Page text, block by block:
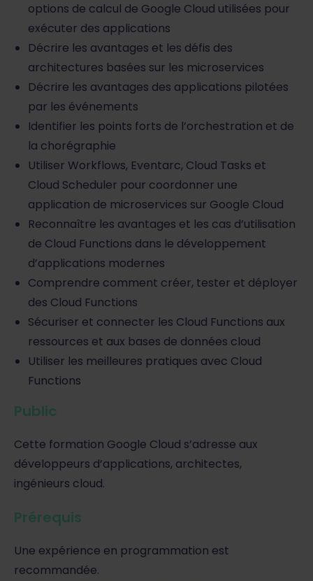
options de calcul de Google Cloud utilisées pour
exécuter des applications
Décrire les avantages et les défis des
architectures basées sur les microservices
Décrire les avantages des applications pilotées
par les événements
Identifier les points forts de l’orchestration et de
la chorégraphie
Utiliser Workflows, Eventarc, Cloud Tasks et
Cloud Scheduler pour coordonner une
application de microservices sur Google Cloud
Reconnaître les avantages et les cas d’utilisation
de Cloud Functions dans le développement
d’applications modernes
Comprendre comment créer, tester et déployer
des Cloud Functions
Sécuriser et connecter les Cloud Functions aux
ressources et aux bases de données cloud
Utiliser les meilleures pratiques avec Cloud
Functions
Public
Cette formation Google Cloud s’adresse aux
développeurs d’applications, architectes,
ingénieurs cloud.
Prérequis
Une expérience en programmation est
recommandée.